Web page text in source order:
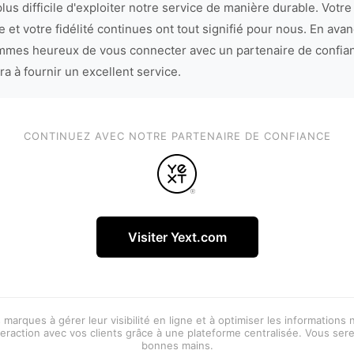
difficile d'exploiter notre service de manière durable. Votre
et votre fidélité continues ont tout signifié pour nous. En
heureux de vous connecter avec un partenaire de
à fournir un excellent service.
CONTINUEZ AVEC NOTRE PARTENAIRE DE CONFIANCE
Visiter Yext.com
marques à gérer leur visibilité en ligne et à optimiser les informations
avec vos clients grâce à une plateforme centralisée. Vous
bonnes mains.